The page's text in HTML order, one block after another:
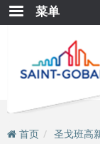
跳
转
菜单
首页 圣戈班高